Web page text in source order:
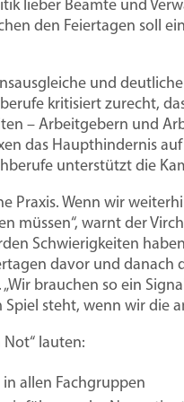
Wie Sie jetzt
30.000 Euro kostet das
Schnitt jede Arztpraxis ab
Virchowbund berät Sie,
begrenzen.
gründen und ausbauen
NEU:
regeln
Jetzt
wirtschaftlich
das GKV-Sparpaket
ab 2027. Der
Sie, wie Sie die
lieber Beamte und
den Feiertagen soll
und
kritisiert zurecht,
– Arbeitgebern und
das Haupthindernis
unterstützt die
Praxis. Wenn wir
müssen“, warnt der
Schwierigkeiten
davor und danach
brauchen so ein
steht, wenn wir die
Not“ lauten:
allen Fachgruppen